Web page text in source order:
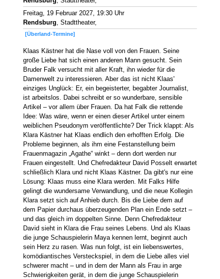
Freitag, 19 Februar 2027, 19:30 Uhr
Rendsburg, Stadttheater,
[Überland-Termine]
Klaas Kästner hat die Nase voll von den Frauen. Seine
große Liebe hat sich einen anderen Mann gesucht. Sein
Bruder Falk versucht mit aller Kraft, ihn wieder für die
Damenwelt zu interessieren. Aber das ist nicht Klaas'
einziges Unglück: Er, ein begeisterter, begabter Journalist,
ist arbeitslos. Dabei schreibt er so wunderbare, sensible
Artikel – vor allem über Frauen. Da hat Falk die rettende
Idee: Was wäre, wenn er einen dieser Artikel unter einem
weiblichen Pseudonym veröffentlichte? Der Trick klappt: Als
Klara Kästner hat Klaas endlich den erhofften Erfolg. Die
Probleme beginnen, als ihm eine Festanstellung beim
Frauenmagazin „Agathe“ winkt – denn dort werden nur
Frauen eingestellt. Und Chefredakteur David Posselt erwartet
schließlich Klara und nicht Klaas Kästner. Da gibt's nur eine
Lösung: Klaas muss eine Klara werden. Mit Falks Hilfe
gelingt die wundersame Verwandlung, und die neue Kollegin
Klara setzt sich auf Anhieb durch. Bis die Liebe dem auf
dem Papier durchaus überzeugenden Plan ein Ende setzt –
und das gleich im doppelten Sinne. Denn Chefredakteur
David sieht in Klara die Frau seines Lebens. Und als Klaas
die junge Schauspielerin Maya kennen lernt, beginnt auch
sein Herz zu rasen. Was nun folgt, ist ein liebenswertes,
komödiantisches Versteckspiel, in dem die Liebe alles viel
schwerer macht – und in dem der Mann als Frau in arge
Schwierigkeiten gerät, in dem die junge Schauspielerin